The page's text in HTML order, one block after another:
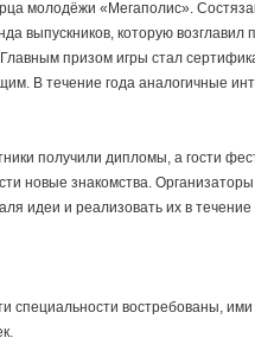
молодёжи «Мегаполис».
выпускников, которую возглавил
призом игры стал
В течение года аналогичные
получили дипломы, а гости
новые знакомства.
идеи и реализовать их в течение
специальности востребованы,